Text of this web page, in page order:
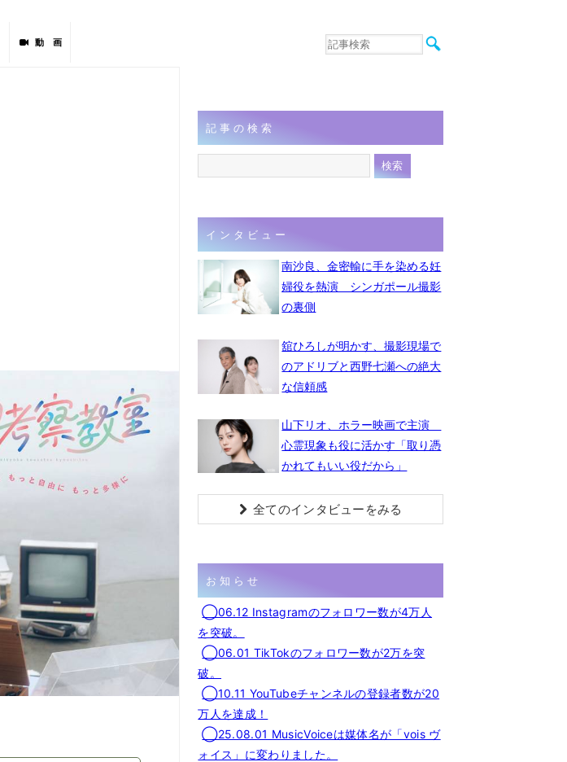
動 画
音楽
連載
フォト
記事の検索
インタビュー
南沙良、金密輸に手を染める妊
婦役を熱演 シンガポール撮影
の裏側
舘ひろしが明かす、撮影現場で
のアドリブと西野七瀬への絶大
な信頼感
山下リオ、ホラー映画で主演
心霊現象も役に活かす「取り憑
かれてもいい役だから」
全てのインタビューをみる
お知らせ
◯06.12 Instagramのフォロワー数が4万人
を突破。
◯06.01 TikTokのフォロワー数が2万を突
破。
◯10.11 YouTubeチャンネルの登録者数が20
万人を達成！
◯25.08.01 MusicVoiceは媒体名が「vois ヴ
ォイス」に変わりました。